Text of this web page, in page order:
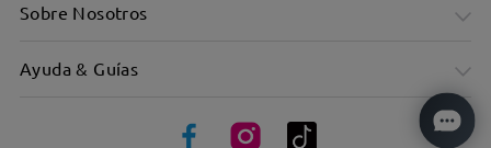
Sobre Nosotros
Ayuda & Guías